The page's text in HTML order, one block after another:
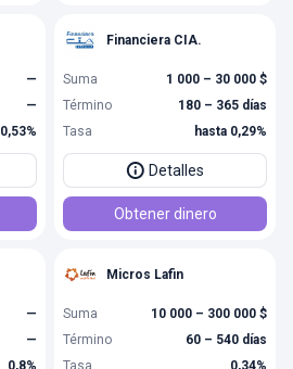
—
—
0,53%
Financiera CIA.
Suma
1 000 – 30 000 $
Término
180 – 365 días
Tasa
hasta 0,29%
Detalles
Obtener dinero
—
—
0,8%
Micros Lafin
Suma
10 000 – 300 000 $
Término
60 – 540 días
Tasa
0,34%